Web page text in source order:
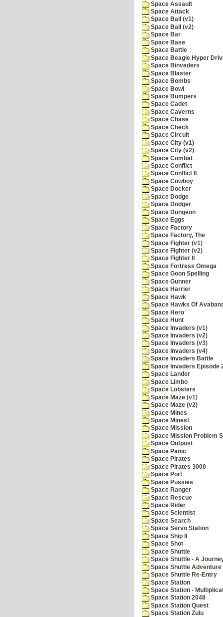
Space Assault
Space Attack
Space Ball (v1)
Space Ball (v2)
Space Bar
Space Base
Space Battle
Space Beagle Hyper
Space Binvaders
Space Blaster
Space Bombs
Space Bowl
Space Bumpers
Space Cadet
Space Caverns
Space Chase
Space Check
Space Circuit
Space City (v1)
Space City (v2)
Space Combat
Space Conflict
Space Conflict II
Space Cowboy
Space Docker
Space Dodge
Space Dodger
Space Dungeon
Space Eggs
Space Factory
Space Factory, The
Space Fighter (v1)
Space Fighter (v2)
Space Fighter II
Space Fortress Omega
Space Goon Spelling
Space Gunner
Space Harrier
Space Hawk
Space Hawks Of
Space Hero
Space Hunt
Space Invaders (v1)
Space Invaders (v2)
Space Invaders (v3)
Space Invaders (v4)
Space Invaders Battle
Space Invaders Episode
Space Lander
Space Limbo
Space Lobsters
Space Maze (v1)
Space Maze (v2)
Space Mines
Space Mines!
Space Mission
Space Mission Problem
Space Outpost
Space Panic
Space Pirates
Space Pirates 3000
Space Port
Space Pussies
Space Ranger
Space Rescue
Space Rider
Space Scientist
Space Search
Space Servo Station
Space Ship II
Space Shot
Space Shuttle
Space Shuttle - A
Space Shuttle Adventure
Space Shuttle Re-Entry
Space Station
Space Station -
Space Station 2048
Space Station Quest
Space Station Zulu